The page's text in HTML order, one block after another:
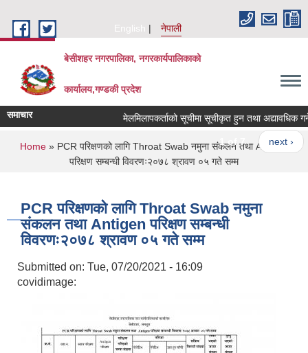
English
नेपाली
बेसीशहर नगरपालिका, नगरकार्यपालिकाको
कार्यालय,गण्डकी प्रदेश
समाचार मेलमिलापकर्ताको सूचीमा सूचीकृत हुन तथा अद्यावधिक गर्ने
1 of 7 next ›
You are here
Home» PCR परिक्षणको लागि Throat Swab नमुना संकलन तथा Antigen
परिक्षण सम्बन्धी विवरणः२०७८ श्रावण ०५ गते सम्म
PCR परिक्षणको लागि Throat Swab नमुना
संकलन तथा Antigen परिक्षण सम्बन्धी
विवरणः२०७८ श्रावण ०५ गते सम्म
Submitted on: Tue, 07/20/2021 - 16:09
covidimage: